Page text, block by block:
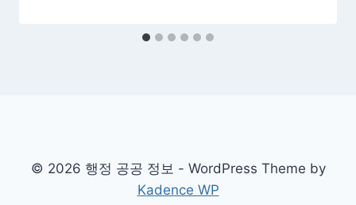
© 2026 행정 공공 정보 - WordPress Theme by
Kadence WP